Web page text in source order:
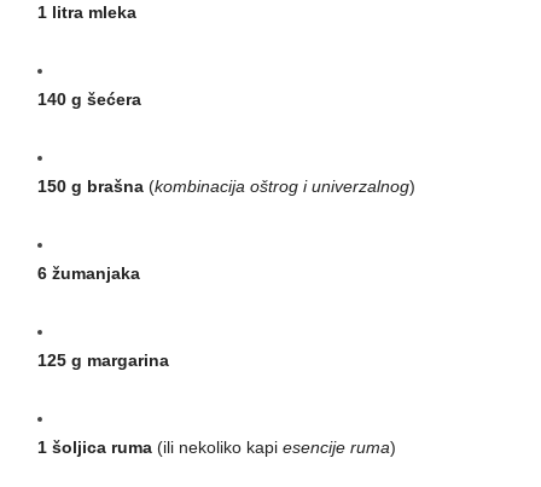
1 litra mleka
140 g šećera
150 g brašna (kombinacija oštrog i univerzalnog)
6 žumanjaka
125 g margarina
1 šoljica ruma (ili nekoliko kapi esencije ruma)